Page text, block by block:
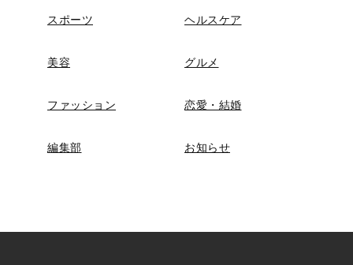
スポーツ ヘルスケア
美容 グルメ
ファッション 恋愛・結婚
編集部 お知らせ